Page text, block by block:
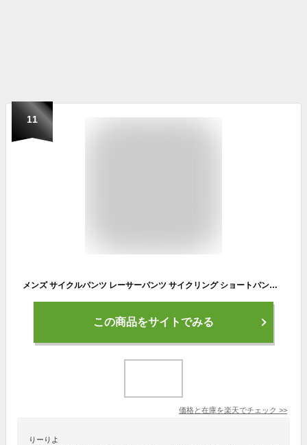
11
メンズ サイクルパンツ レーサーパンツ サイクリング ショートパンツ 自転車 3Dパッド 通気(レッド, XL)
この商品をサイトでみる
価格と在庫を楽天でチェック >>
りーりよ